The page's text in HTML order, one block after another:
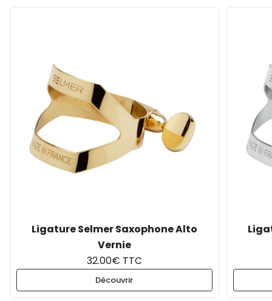
Ligature Selmer Saxophone Alto
Vernie
32.00€ TTC
Découvrir